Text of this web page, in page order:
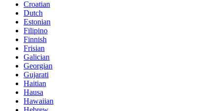
Croatian
Dutch
Estonian
Filipino
Finnish
Frisian
Galician
Georgian
Gujarati
Haitian
Hausa
Hawaiian